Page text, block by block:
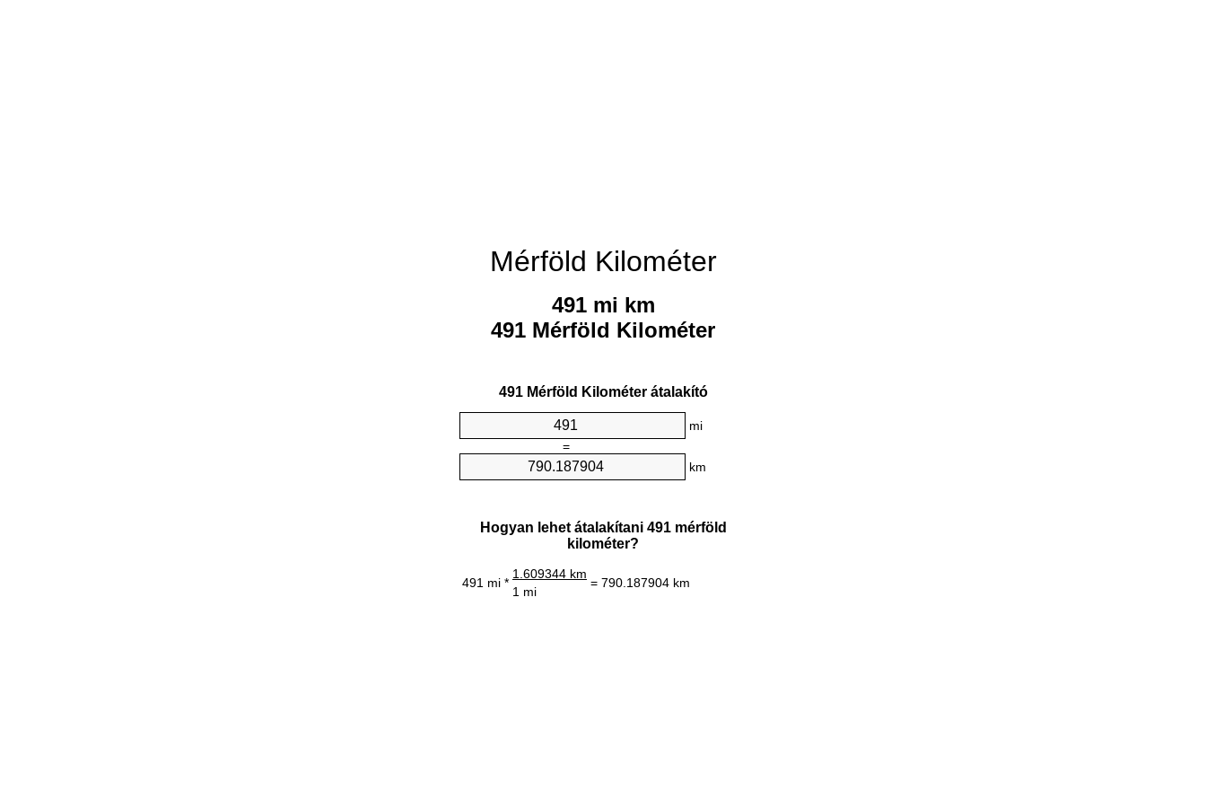
Mérföld Kilométer
491 mi km
491 Mérföld Kilométer
491 Mérföld Kilométer átalakító
mi
=
km
Hogyan lehet átalakítani 491 mérföld
kilométer?
491 mi *
1.609344 km
= 790.187904 km
1 mi